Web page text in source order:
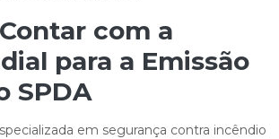
com a
para a Emissão
SPDA
em segurança contra incêndio